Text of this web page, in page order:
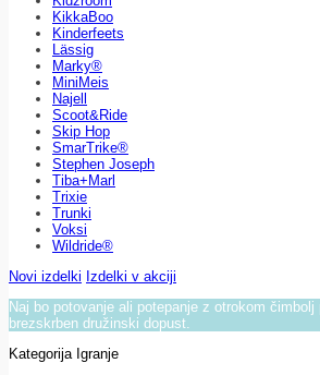
KikkaBoo
Kinderfeets
Lässig
Marky®
MiniMeis
Najell
Scoot&Ride
Skip Hop
SmarTrike®
Stephen Joseph
Tiba+Marl
Trixie
Trunki
Voksi
Wildride®
Novi izdelki Izdelki v akciji
Naj bo potovanje ali potepanje z otrokom
brezskrben družinski dopust.
Kategorija Igranje